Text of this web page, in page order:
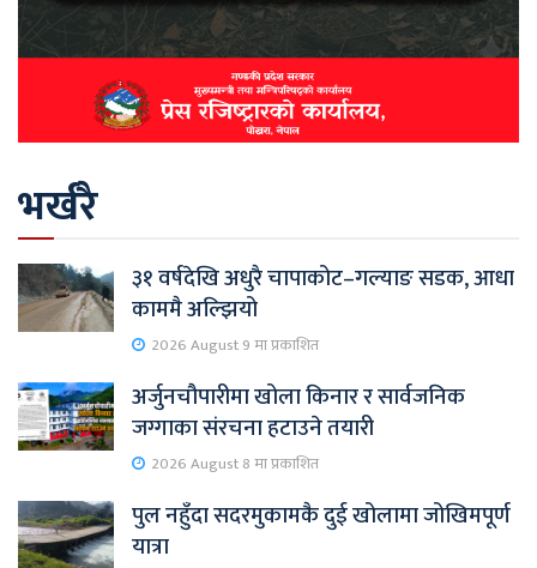
भर्खरै
३१ वर्षदेखि अधुरै चापाकोट–गल्याङ सडक, आधा
काममै अल्झियो
2026 August 9 मा प्रकाशित
अर्जुनचौपारीमा खोला किनार र सार्वजनिक
जग्गाका संरचना हटाउने तयारी
2026 August 8 मा प्रकाशित
पुल नहुँदा सदरमुकामकै दुई खोलामा जोखिमपूर्ण
यात्रा